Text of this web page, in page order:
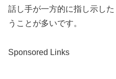
話し手が一方的に指し示し
うことが多いです。
Sponsored Links